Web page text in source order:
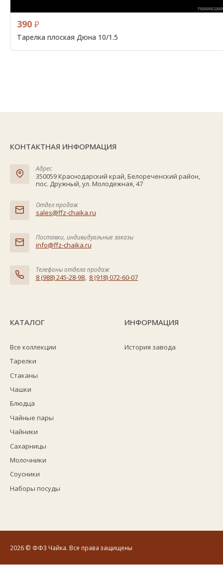
390 ₽
Тарелка плоская Дюна 10/1.5
КОНТАКТНАЯ ИНФОРМАЦИЯ
Адрес
350059 Краснодарский край, Белореченский район,
пос. Дружный, ул. Молодежная, 47
Отдел продаж
sales@ffz-chaika.ru
Поставки, индивидуальные заказы
info@ffz-chaika.ru
Телефоны отдела продаж
8 (988) 245-28-98, 8 (918) 072-60-07
КАТАЛОГ
Все коллекции
Тарелки
Стаканы
Чашки
Блюдца
Чайные пары
Чайники
Сахарницы
Молочники
Соусники
Наборы посуды
ИНФОРМАЦИЯ
История завода
2026© ФФЗ Чайка. Все права защищены